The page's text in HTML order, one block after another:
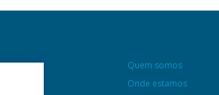
Quem somos
Onde estamos